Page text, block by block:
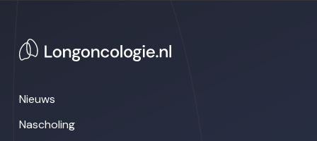
Nieuws
Nascholing